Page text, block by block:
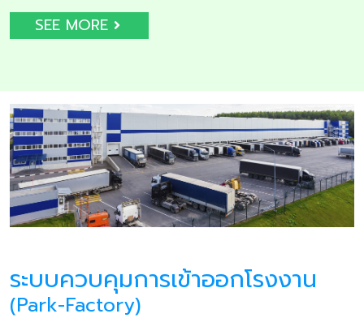
SEE MORE
ระบบควบคุมการเข้าออกโรงงาน
(Park-Factory)